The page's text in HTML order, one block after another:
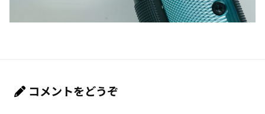
コメントをどうぞ